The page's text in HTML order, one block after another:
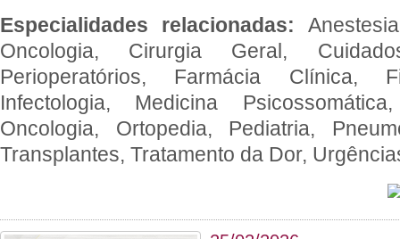
Especialidades relacionadas:
Oncologia, Cirurgia Geral,
Perioperatórios, Farmácia Clínica,
Infectologia, Medicina
Oncologia, Ortopedia, Pediatria,
Transplantes, Tratamento da Dor,